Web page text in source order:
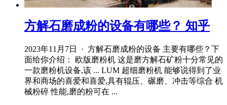
方解石磨成粉的设备有哪些？ 知乎
2023年11月7日 · 方解石磨成粉的设备 主要有哪些？下
面给你介绍： 欧版磨粉机 这是磨方解石矿粉十分常见的
一款磨粉机设备,该 ... LUM 超细磨粉机 能够说得到了业
界和商场的喜爱和喜爱,具有辊压、碾磨、冲击等综合 机
械粉碎 性能,磨的粉可在 ...